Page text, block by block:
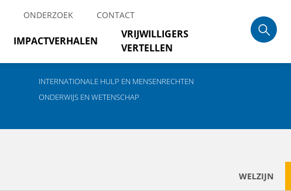
ONDERZOEK CONTACT
IMPACTVERHALEN
VRIJWILLIGERS
VERTELLEN
INTERNATIONALE HULP EN MENSENRECHTEN
ONDERWIJS EN WETENSCHAP
WELZIJN